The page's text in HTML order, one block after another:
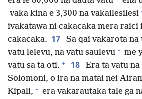
vaka kina e 3,300 na vakailesilesi
ivakatawa ni cakacaka mera raici
cakacaka. 17
Sa qai vakarota
vatu lelevu, na vatu saulevu + me
vatu sa ta oti. + 18
Era ta vatu
Solomoni, o ira na matai nei
Kipali, + era vakarautaka tale ga